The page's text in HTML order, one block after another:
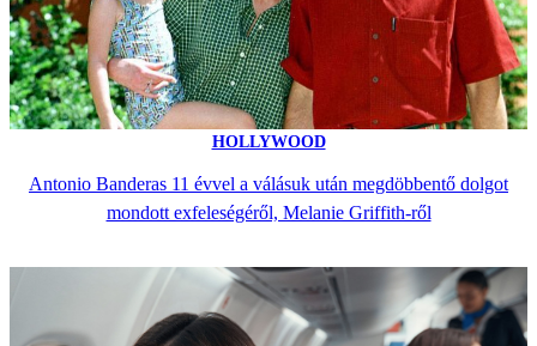
HOLLYWOOD
Antonio Banderas 11 évvel a válásuk után megdöbbentő dolgot
mondott exfeleségéről, Melanie Griffith-ről